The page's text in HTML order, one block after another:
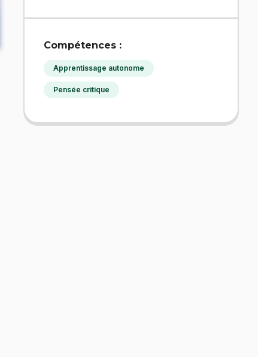
Compétences :
Apprentissage autonome
Pensée critique